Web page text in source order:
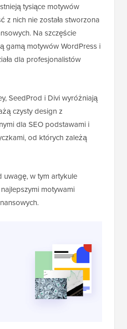
tysiące motywów
z nich nie została stworzona
Na szczęście
gamą motywów WordPress i
dla profesjonalistów
SeedProd i Divi wyróżniają
czysty design z
dla SEO podstawami i
od których zależą
w tym artykule
motywami